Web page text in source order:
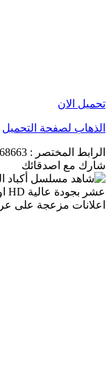
تحميل الان
الذهاب لصفحة التحميل
الرابط المختصر :
شارك مع اصدقائك